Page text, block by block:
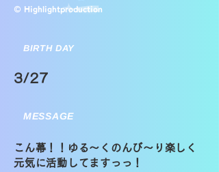
© Highlightproduction
BIRTH DAY
3/27
MESSAGE
こん幕！！ゆる〜くのんび〜り楽しく
元気に活動してますっっ！